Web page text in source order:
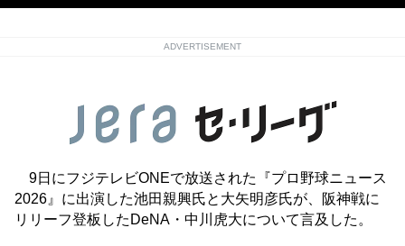
ADVERTISEMENT
9日にフジテレビONEで放送された『プロ野球ニュース
2026』に出演した池田親興氏と大矢明彦氏が、阪神戦に
リリーフ登板したDeNA・中川虎大について言及した。